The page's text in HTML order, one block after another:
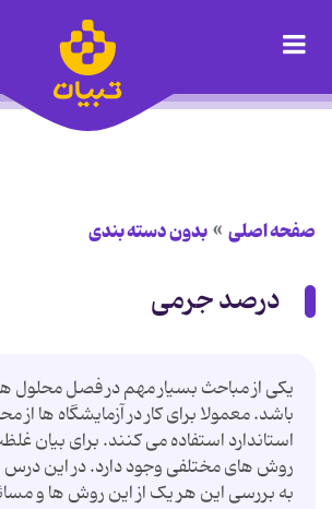
صفحه اصلی بدون دسته بندی
درصد جرمی
یکی از مباحث بسیار مهم در فصل محلول
باشد. معمولا برای کار در آزمایشگاه ها از
استاندارد استفاده می کنند. برای بیان
روش های مختلفی وجود دارد. در این
به بررسی این هر یک از این روش ها و